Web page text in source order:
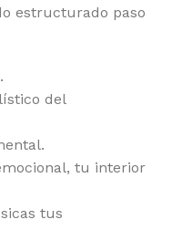
estructurado paso
del
tu interior
tus